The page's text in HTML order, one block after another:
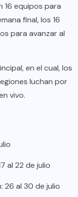
16 equipos para
final, los 16
para avanzar al
en el cual, los
luchan por
vivo.
al 22 de julio
26 al 30 de julio